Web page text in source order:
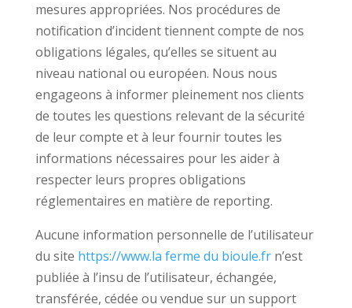
mesures appropriées. Nos procédures de
notification d’incident tiennent compte de nos
obligations légales, qu’elles se situent au
niveau national ou européen. Nous nous
engageons à informer pleinement nos clients
de toutes les questions relevant de la sécurité
de leur compte et à leur fournir toutes les
informations nécessaires pour les aider à
respecter leurs propres obligations
réglementaires en matière de reporting.
Aucune information personnelle de l’utilisateur
du site https://www.la ferme du bioule.frn’est
publiée à l’insu de l’utilisateur, échangée,
transférée, cédée ou vendue sur un support